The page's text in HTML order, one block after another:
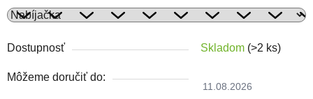
Dostupnosť Skladom (>2 ks)
Môžeme doručiť do:
11.08.2026